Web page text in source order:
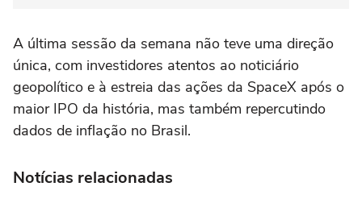
A última sessão da semana não teve uma direção
única, com investidores atentos ao noticiário
geopolítico e à estreia das ações da SpaceX após o
maior IPO da história, mas também repercutindo
dados de inflação no Brasil.
Notícias relacionadas